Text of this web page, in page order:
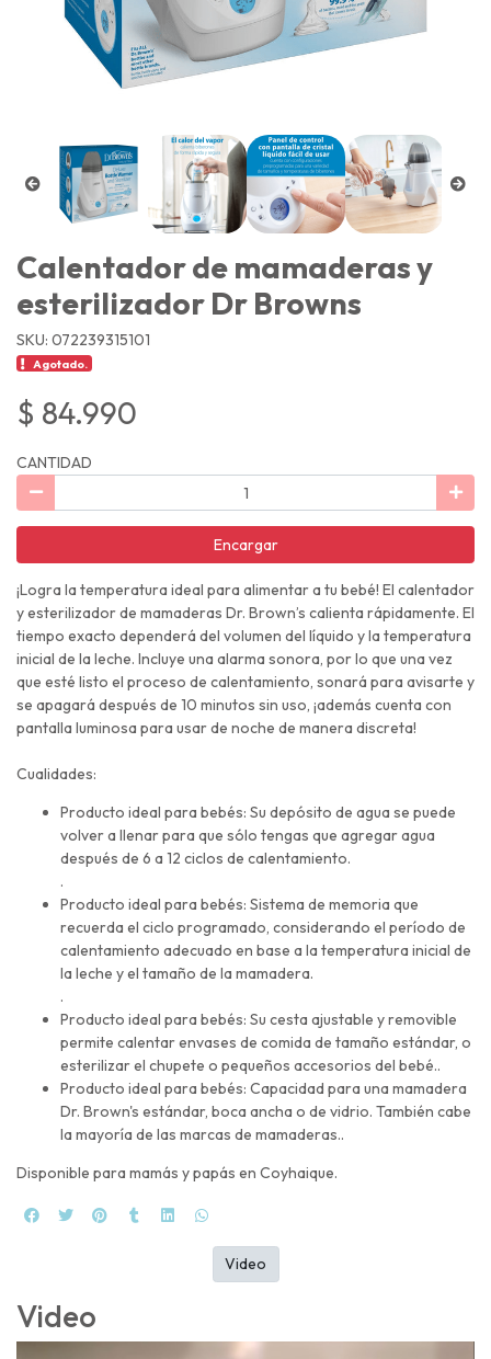
Calentador de mamaderas y
esterilizador Dr Browns
SKU: 072239315101
Agotado.
$ 84.990
CANTIDAD
Encargar
¡Logra la temperatura ideal para alimentar a tu bebé! El calentador
y esterilizador de mamaderas Dr. Brown’s calienta rápidamente. El
tiempo exacto dependerá del volumen del líquido y la temperatura
inicial de la leche. Incluye una alarma sonora, por lo que una vez
que esté listo el proceso de calentamiento, sonará para avisarte y
se apagará después de 10 minutos sin uso, ¡además cuenta con
pantalla luminosa para usar de noche de manera discreta!
Cualidades:
Producto ideal para bebés: Su depósito de agua se puede
volver a llenar para que sólo tengas que agregar agua
después de 6 a 12 ciclos de calentamiento.
.
Producto ideal para bebés: Sistema de memoria que
recuerda el ciclo programado, considerando el período de
calentamiento adecuado en base a la temperatura inicial de
la leche y el tamaño de la mamadera.
.
Producto ideal para bebés: Su cesta ajustable y removible
permite calentar envases de comida de tamaño estándar, o
esterilizar el chupete o pequeños accesorios del bebé..
Producto ideal para bebés: Capacidad para una mamadera
Dr. Brown's estándar, boca ancha o de vidrio. También cabe
la mayoría de las marcas de mamaderas..
Disponible para mamás y papás en Coyhaique.
Video
Video